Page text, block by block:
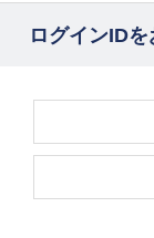
ログインID